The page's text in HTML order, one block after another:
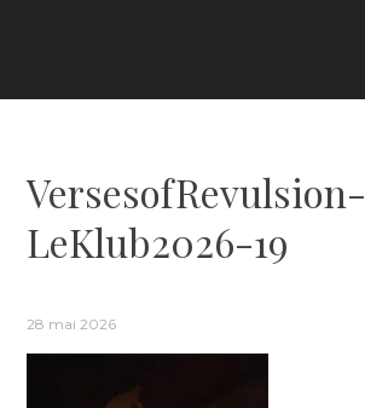
VersesofRevulsion-
LeKlub2026-19
28 mai 2026